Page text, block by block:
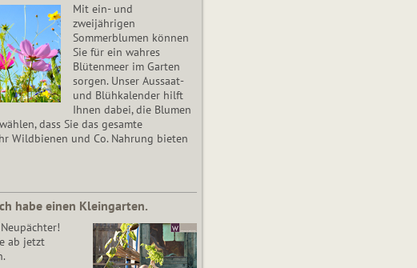
Mit ein- und
zweijährigen
Sommerblumen können
Sie für ein wahres
Blütenmeer im Garten
sorgen. Unser Aussaat-
und Blühkalender hilft
Ihnen dabei, die Blumen
dass Sie das gesamte
Wildbienen und Co. Nahrung bieten
habe einen Kleingarten.
ab jetzt